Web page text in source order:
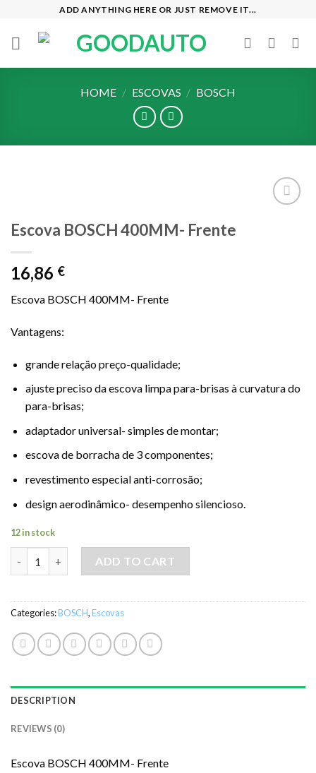
content
ADD ANYTHING HERE OR JUST REMOVE IT...
HOME / ESCOVAS / BOSCH
Escova BOSCH 400MM- Frente
16,86 €
Escova BOSCH 400MM- Frente
Vantagens:
grande relação preço-qualidade;
ajuste preciso da escova limpa para-brisas à curvatura do
para-brisas;
adaptador universal- simples de montar;
escova de borracha de 3 componentes;
revestimento especial anti-corrosão;
design aerodinâmico- desempenho silencioso.
12 in stock
ADD TO CART
Categories:BOSCH,Escovas
DESCRIPTION
REVIEWS (0)
Escova BOSCH 400MM- Frente